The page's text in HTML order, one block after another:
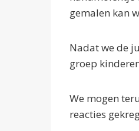
gemalen kan
Nadat we de
groep
We mogen
reacties